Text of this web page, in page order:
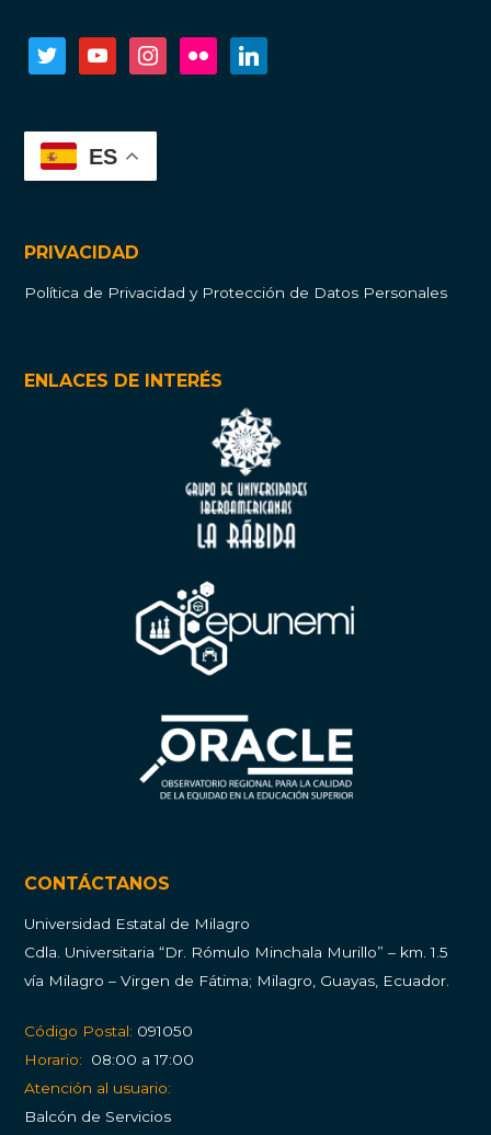
twitter youtube instagramflickr
ES
PRIVACIDAD
Política de Privacidad y Protección de Datos Personales
ENLACES DE INTERÉS
CONTÁCTANOS
Universidad Estatal de Milagro
Cdla. Universitaria “Dr. Rómulo Minchala Murillo” – km. 1.5
vía Milagro – Virgen de Fátima; Milagro, Guayas, Ecuador.
Código Postal: 091050
Horario:
08:00 a 17:00
Atención al usuario:
Balcón de Servicios